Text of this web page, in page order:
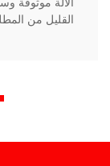
القليل من